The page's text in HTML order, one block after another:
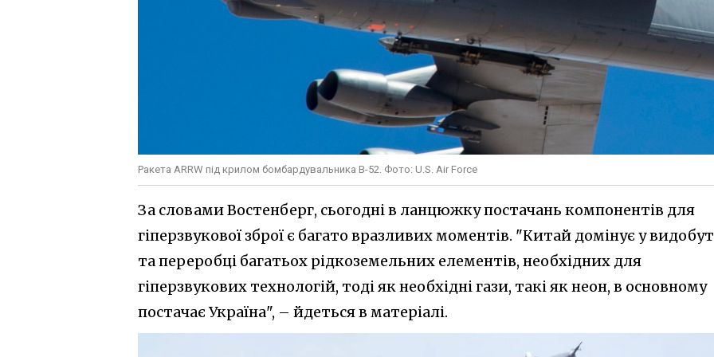
Ракета ARRW під крилом бомбардувальника B-52. Фото: U.S. Air Force
За словами Востенберг, сьогодні в ланцюжку постачань компонентів для
гіперзвукової зброї є багато вразливих моментів. "Китай домінує у
та переробці багатьох рідкоземельних елементів, необхідних для
гіперзвукових технологій, тоді як необхідні гази, такі як неон, в основному
постачає Україна", – йдеться в матеріалі.